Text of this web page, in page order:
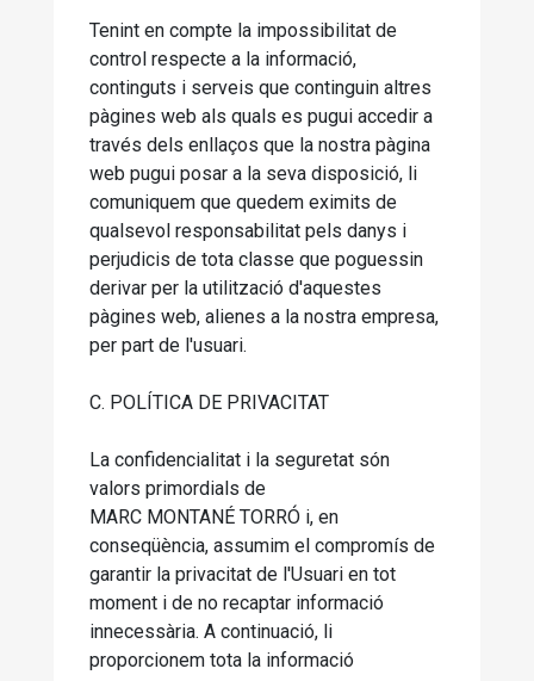
Tenint en compte la impossibilitat de
control respecte a la informació,
continguts i serveis que continguin altres
pàgines web als quals es pugui accedir a
través dels enllaços que la nostra pàgina
web pugui posar a la seva disposició, li
comuniquem que quedem eximits de
qualsevol responsabilitat pels danys i
perjudicis de tota classe que poguessin
derivar per la utilització d'aquestes
pàgines web, alienes a la nostra empresa,
per part de l'usuari.
C. POLÍTICA DE PRIVACITAT
La confidencialitat i la seguretat són
valors primordials de
MARC MONTANÉ TORRÓ i, en
conseqüència, assumim el compromís de
garantir la privacitat de l'Usuari en tot
moment i de no recaptar informació
innecessària. A continuació, li
proporcionem tota la informació